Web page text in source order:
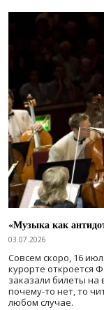
«Музыка как
03.07.2026
Совсем скоро, 16
курорте откроется
заказали билеты на
почему-то нет, то
любом случае.